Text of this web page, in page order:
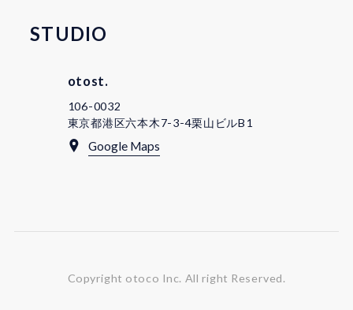
STUDIO
otost.
106-0032
東京都港区六本木7-3-4栗山ビルB1
Google Maps
Copyright otoco Inc. All right Reserved.